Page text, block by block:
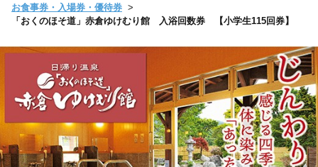
お食事券・入場券・優待券
「おくのほそ道」赤倉ゆけむり館 入浴回数券 【小学生115回券】